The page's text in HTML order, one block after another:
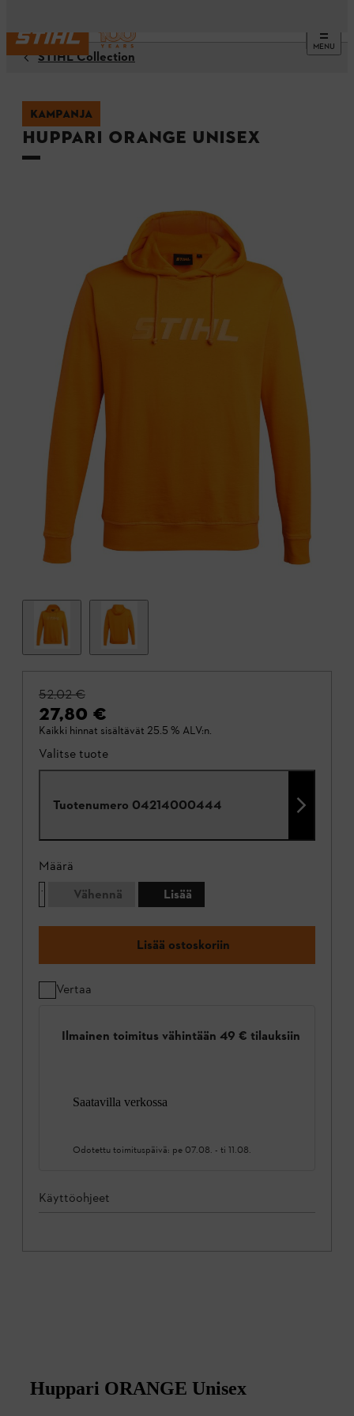
MENU
STIHL Collection
KAMPANJA
Huppari ORANGE Unisex
52,02 €
27,80 €
Kaikki hinnat sisältävät 25.5 % ALV:n.
Valitse tuote
Tuotenumero 04214000444
Määrä
Vähennä
Lisää
Lisää ostoskoriin
Vertaa
Ilmainen toimitus vähintään 49 € tilauksiin
Saatavilla verkossa
Odotettu toimituspäivä: pe 07.08. - ti 11.08.
Käyttöohjeet
Huppari ORANGE Unisex